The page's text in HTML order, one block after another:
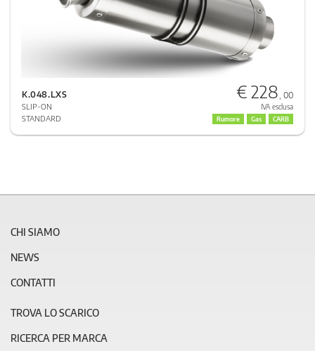
K.048.LXS
SLIP-ON
STANDARD
€ 228 , 00
IVA esclusa
Rumore Gas CARB
CHI SIAMO
NEWS
CONTATTI
TROVA LO SCARICO
RICERCA PER MARCA